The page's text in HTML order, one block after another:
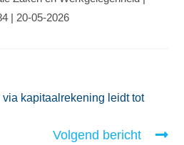
| 20-05-2026
kapitaalrekening leidt tot
Volgend bericht